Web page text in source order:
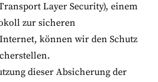
Layer Security), einem
zur sicheren
können wir den Schutz
dieser Absicherung der